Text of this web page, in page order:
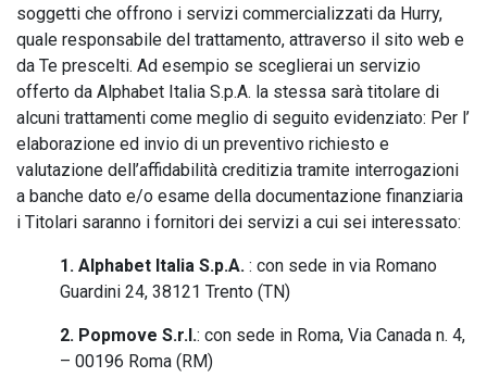
soggetti che offrono i servizi commercializzati da Hurry,
quale responsabile del trattamento, attraverso il sito web e
da Te prescelti. Ad esempio se sceglierai un servizio
offerto da Alphabet Italia S.p.A. la stessa sarà titolare di
alcuni trattamenti come meglio di seguito evidenziato: Per l’
elaborazione ed invio di un preventivo richiesto e
valutazione dell’affidabilità creditizia tramite interrogazioni
a banche dato e/o esame della documentazione finanziaria
i Titolari saranno i fornitori dei servizi a cui sei interessato:
1. Alphabet Italia S.p.A. : con sede in via Romano
Guardini 24, 38121 Trento (TN)
2. Popmove S.r.l.: con sede in Roma, Via Canada n. 4,
– 00196 Roma (RM)
PREASSEGNAZIONE